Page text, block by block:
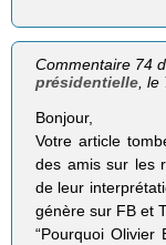
Commentaire 74
présidentielle ,
Bonjour,
Votre article
des amis sur les
de leur
génère sur FB et
“Pourquoi Olivier